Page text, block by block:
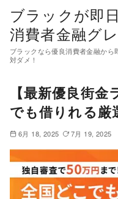
ブラックが即
消費者金融グレ
ブラックなら優良消費者金融か
対ダメ！
【最新優良街
でも借りれる厳
6月 18, 2025 7月 19, 2025